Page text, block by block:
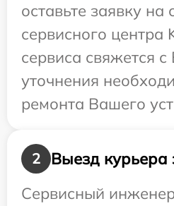
оставьте заявку на
сервисного центра
сервиса свяжется
уточнения
ремонта Вашего
2
Выезд курьера
Сервисный